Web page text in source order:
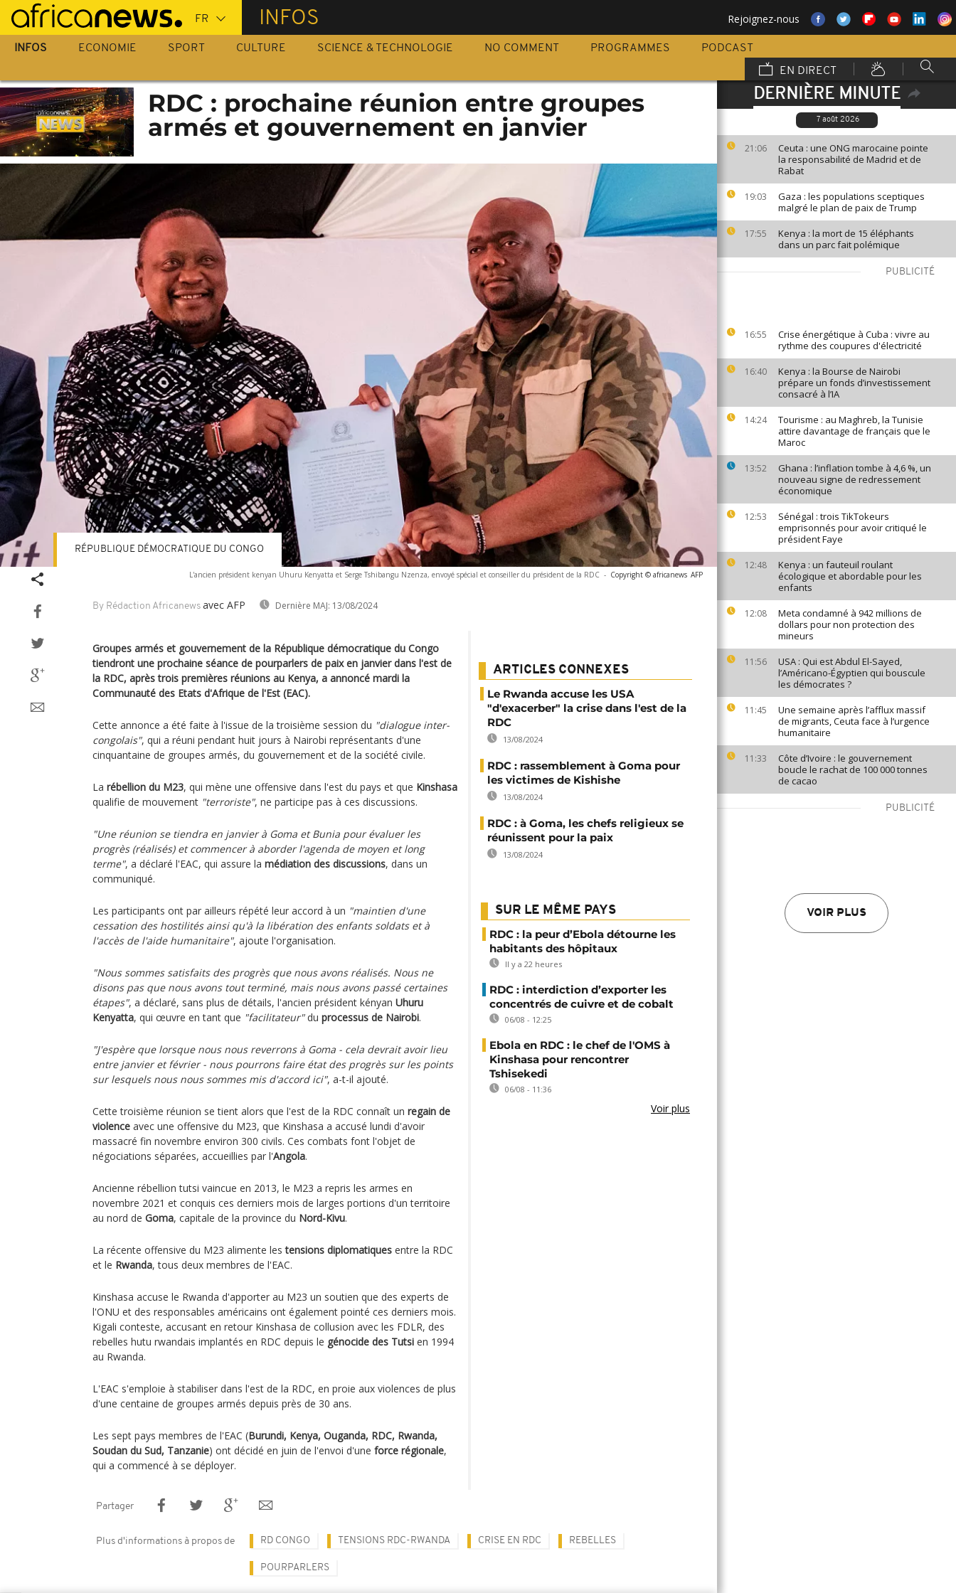
Passer
au
contenu
INFOS Rejoignez-nous
INFOS ECONOMIE SPORT CULTURE SCIENCE & TECHNOLOGIE NO COMMENT PROGRAMMES
PODCAST
EN DIRECT
DERNIÈRE MINUTE
7 août 2026
21:06
Ceuta : une ONG marocaine pointe
la responsabilité de Madrid et de
Rabat
19:03
Gaza : les populations sceptiques
malgré le plan de paix de Trump
17:55
Kenya : la mort de 15 éléphants
dans un parc fait polémique
PUBLICITÉ
16:55
Crise énergétique à Cuba : vivre au
rythme des coupures d'électricité
16:40
Kenya : la Bourse de Nairobi
prépare un fonds d’investissement
consacré à l’IA
14:24
Tourisme : au Maghreb, la Tunisie
attire davantage de français que le
Maroc
13:52
Ghana : l’inflation tombe à 4,6 %, un
nouveau signe de redressement
économique
12:53
Sénégal : trois TikTokeurs
emprisonnés pour avoir critiqué le
président Faye
12:48
Kenya : un fauteuil roulant
écologique et abordable pour les
enfants
12:08
Meta condamné à 942 millions de
dollars pour non protection des
mineurs
11:56
USA : Qui est Abdul El-Sayed,
l’Américano-Égyptien qui bouscule
les démocrates ?
11:45
Une semaine après l’afflux massif
de migrants, Ceuta face à l’urgence
humanitaire
11:33
Côte d’Ivoire : le gouvernement
boucle le rachat de 100 000 tonnes
de cacao
PUBLICITÉ
VOIR PLUS
RDC : prochaine réunion entre groupes
armés et gouvernement en janvier
L'ancien président kenyan Uhuru Kenyatta et Serge Tshibangu Nzenza, envoyé spécial et conseiller du président de la RDC - Copyright © africanews AFP
By Rédaction Africanews avec AFP Dernière MAJ: 13/08/2024
RÉPUBLIQUE DÉMOCRATIQUE DU CONGO
Groupes armés et gouvernement de la République démocratique du Congo
tiendront une prochaine séance de pourparlers de paix en janvier dans l'est de
la RDC, après trois premières réunions au Kenya, a annoncé mardi la
Communauté des Etats d'Afrique de l'Est (EAC).
Cette annonce a été faite à l'issue de la troisième session du "dialogue inter-
congolais", qui a réuni pendant huit jours à Nairobi représentants d'une
cinquantaine de groupes armés, du gouvernement et de la société civile.
La rébellion du M23, qui mène une offensive dans l'est du pays et que Kinshasa
qualifie de mouvement "terroriste", ne participe pas à ces discussions.
"Une réunion se tiendra en janvier à Goma et Bunia pour évaluer les
progrès (réalisés) et commencer à aborder l'agenda de moyen et long
terme", a déclaré l'EAC, qui assure la médiation des discussions, dans un
communiqué.
Les participants ont par ailleurs répété leur accord à un "maintien d'une
cessation des hostilités ainsi qu'à la libération des enfants soldats et à
l'accès de l'aide humanitaire", ajoute l'organisation.
"Nous sommes satisfaits des progrès que nous avons réalisés. Nous ne
disons pas que nous avons tout terminé, mais nous avons passé certaines
étapes", a déclaré, sans plus de détails, l'ancien président kényan Uhuru
Kenyatta, qui œuvre en tant que "facilitateur"du processus de Nairobi.
"J'espère que lorsque nous nous reverrons à Goma - cela devrait avoir lieu
entre janvier et février - nous pourrons faire état des progrès sur les points
sur lesquels nous nous sommes mis d'accord ici", a-t-il ajouté.
Cette troisième réunion se tient alors que l'est de la RDC connaît un regain de
violence avec une offensive du M23, que Kinshasa a accusé lundi d'avoir
massacré fin novembre environ 300 civils. Ces combats font l'objet de
négociations séparées, accueillies par l'Angola.
Ancienne rébellion tutsi vaincue en 2013, le M23 a repris les armes en
novembre 2021 et conquis ces derniers mois de larges portions d'un territoire
au nord de Goma, capitale de la province du Nord-Kivu.
La récente offensive du M23 alimente lestensions diplomatiques entre la RDC
et le Rwanda, tous deux membres de l'EAC.
Kinshasa accuse le Rwanda d'apporter au M23 un soutien que des experts de
l'ONU et des responsables américains ont également pointé ces derniers mois.
Kigali conteste, accusant en retour Kinshasa de collusion avec les FDLR, des
rebelles hutu rwandais implantés en RDC depuis le génocide des Tutsi en 1994
au Rwanda.
L'EAC s'emploie à stabiliser dans l'est de la RDC, en proie aux violences de plus
d'une centaine de groupes armés depuis près de 30 ans.
Les sept pays membres de l'EAC (Burundi, Kenya, Ouganda, RDC, Rwanda,
Soudan du Sud, Tanzanie) ont décidé en juin de l'envoi d'une force régionale,
qui a commencé à se déployer.
ARTICLES CONNEXES
Le Rwanda accuse les USA
"d'exacerber" la crise dans l'est de la
RDC
13/08/2024
RDC : rassemblement à Goma pour
les victimes de Kishishe
13/08/2024
RDC : à Goma, les chefs religieux se
réunissent pour la paix
13/08/2024
SUR LE MÊME PAYS
RDC : la peur d’Ebola détourne les
habitants des hôpitaux
Il y a 22 heures
RDC : interdiction d’exporter les
concentrés de cuivre et de cobalt
06/08 - 12:25
Ebola en RDC : le chef de l'OMS à
Kinshasa pour rencontrer
Tshisekedi
06/08 - 11:36
Voir plus
Partager
Plus d'informations à propos de RD CONGO TENSIONS RDC-RWANDA CRISE EN RDC REBELLES
POURPARLERS